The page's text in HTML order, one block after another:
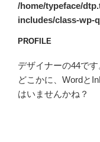
/home/typeface/
includes/class-wp-
PROFILE
デザイナーの44です
どこかに、Wordと
はいませんかね？